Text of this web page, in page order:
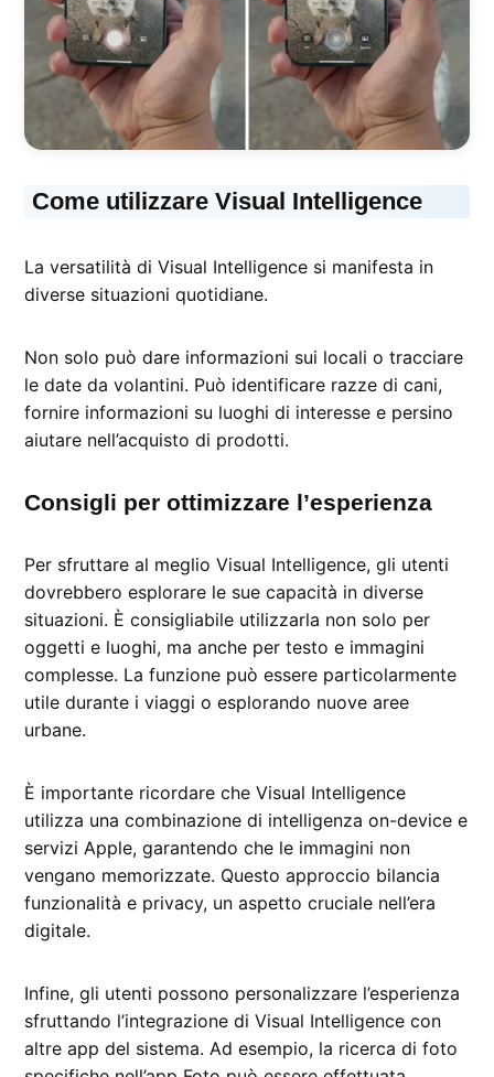
Come utilizzare Visual Intelligence
La versatilità di Visual Intelligence si manifesta in
diverse situazioni quotidiane.
Non solo può dare informazioni sui locali o tracciare
le date da volantini. Può identificare razze di cani,
fornire informazioni su luoghi di interesse e persino
aiutare nell’acquisto di prodotti.
Consigli per ottimizzare l’esperienza
Per sfruttare al meglio Visual Intelligence, gli utenti
dovrebbero esplorare le sue capacità in diverse
situazioni. È consigliabile utilizzarla non solo per
oggetti e luoghi, ma anche per testo e immagini
complesse. La funzione può essere particolarmente
utile durante i viaggi o esplorando nuove aree
urbane.
È importante ricordare che Visual Intelligence
utilizza una combinazione di intelligenza on-device e
servizi Apple, garantendo che le immagini non
vengano memorizzate. Questo approccio bilancia
funzionalità e privacy, un aspetto cruciale nell’era
digitale.
Infine, gli utenti possono personalizzare l’esperienza
sfruttando l’integrazione di Visual Intelligence con
altre app del sistema. Ad esempio, la ricerca di foto